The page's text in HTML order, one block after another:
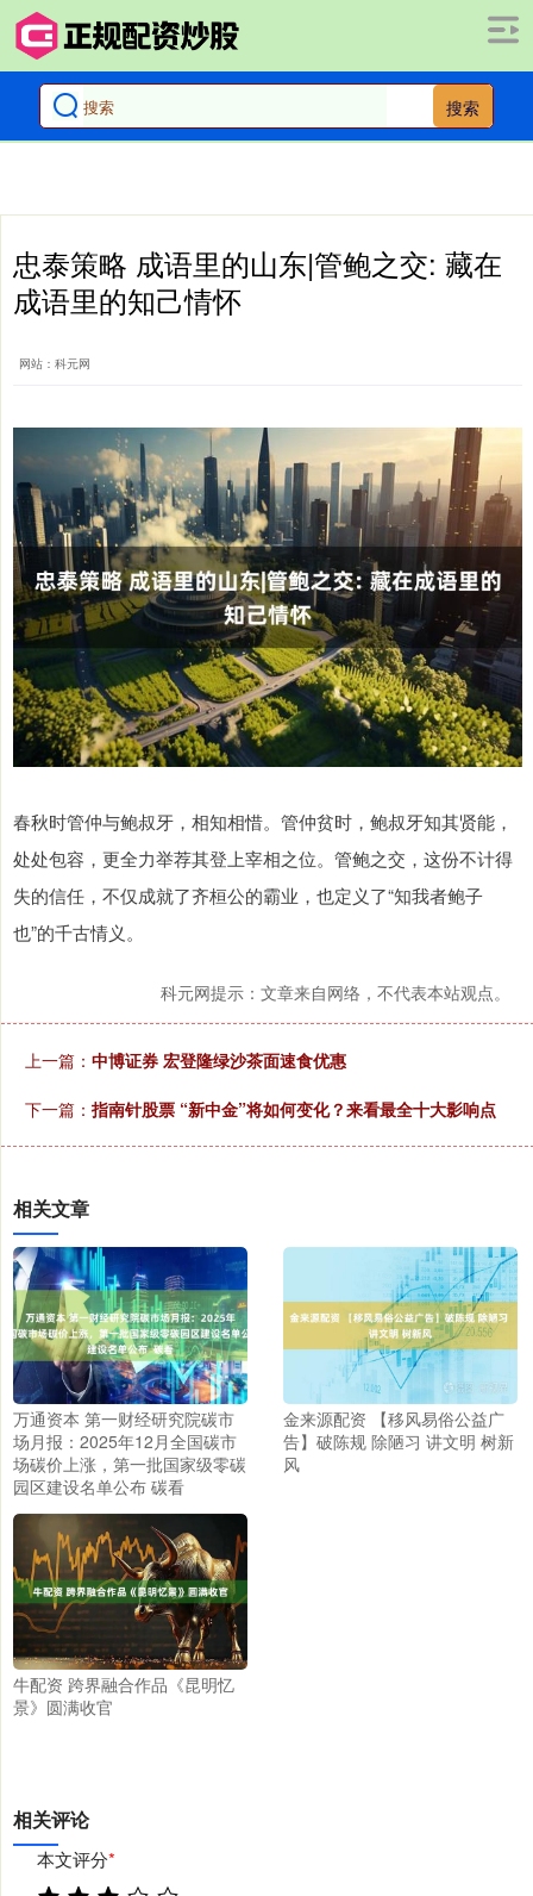
搜索
忠泰策略 成语里的山东|管鲍之交: 藏在
成语里的知己情怀
网站：科元网
春秋时管仲与鲍叔牙，相知相惜。管仲贫时，鲍叔牙知其贤能，
处处包容，更全力举荐其登上宰相之位。管鲍之交，这份不计得
失的信任，不仅成就了齐桓公的霸业，也定义了“知我者鲍子
也”的千古情义。
科元网提示：文章来自网络，不代表本站观点。
上一篇： 中博证券 宏登隆绿沙茶面速食优惠
下一篇： 指南针股票 “新中金”将如何变化？来看最全十大影响点
相关文章
万通资本 第一财经研究院碳市
场月报：2025年12月全国碳市
场碳价上涨，第一批国家级零碳
园区建设名单公布 碳看
金来源配资 【移风易俗公益广
告】破陈规 除陋习 讲文明 树新
风
牛配资 跨界融合作品《昆明忆
景》圆满收官
相关评论
本文评分*